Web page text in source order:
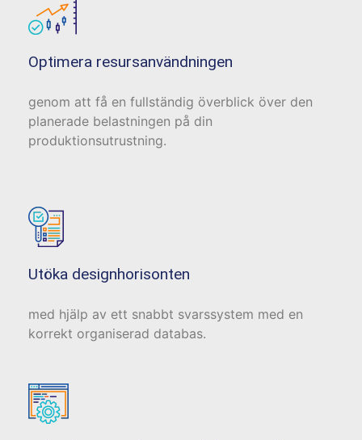
Optimera resursanvändningen
genom att få en fullständig överblick över den
planerade belastningen på din
produktionsutrustning.
Utöka designhorisonten
med hjälp av ett snabbt svarssystem med en
korrekt organiserad databas.